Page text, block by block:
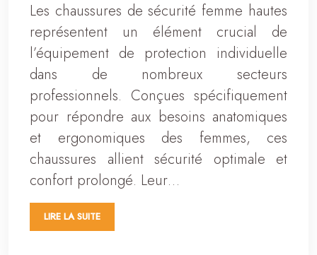
Les chaussures de sécurité femme hautes
représentent un élément crucial de
l’équipement de protection individuelle
dans de nombreux secteurs
professionnels. Conçues spécifiquement
pour répondre aux besoins anatomiques
et ergonomiques des femmes, ces
chaussures allient sécurité optimale et
confort prolongé. Leur…
LIRE LA SUITE